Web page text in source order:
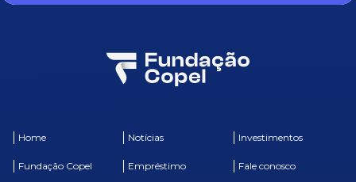
Home Notícias Investimentos
Fundação Copel Empréstimo Fale conosco